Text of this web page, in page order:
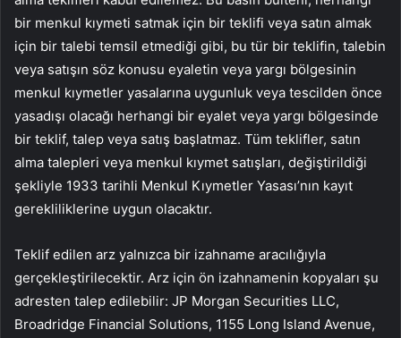
bir menkul kıymeti satmak için bir teklifi veya satın almak
için bir talebi temsil etmediği gibi, bu tür bir teklifin, talebin
veya satışın söz konusu eyaletin veya yargı bölgesinin
menkul kıymetler yasalarına uygunluk veya tescilden önce
yasadışı olacağı herhangi bir eyalet veya yargı bölgesinde
bir teklif, talep veya satış başlatmaz. Tüm teklifler, satın
alma talepleri veya menkul kıymet satışları, değiştirildiği
şekliyle 1933 tarihli Menkul Kıymetler Yasası’nın kayıt
gerekliliklerine uygun olacaktır.
Teklif edilen arz yalnızca bir izahname aracılığıyla
gerçekleştirilecektir. Arz için ön izahnamenin kopyaları şu
adresten talep edilebilir: JP Morgan Securities LLC,
Broadridge Financial Solutions, 1155 Long Island Avenue,